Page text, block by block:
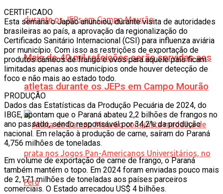
Mais de 40 mil refeições serão servidas aos
atletas durante os JEPs em Campo Mourão
CERTIFICADO
Esta semana o Japão anunciou, durante visita de autoridades
brasileiras ao país, a aprovação da regionalização do
Certificado Sanitário Internacional (CSI) para influenza aviária
por município. Com isso as restrições de exportação de
produtos cárneos de frango e ovos para aquele país ficam
limitadas apenas aos municípios onde houver detecção de
foco e não mais ao estado todo.
PRODUÇÃO
Dados das Estatísticas da Produção Pecuária de 2024, do
IBGE, apontam que o Paraná abateu 2,2 bilhões de frangos no
ano passado, sendo responsável por 34,2% da produção
nacional. Em relação à produção de carne, saíram do Paraná
4,756 milhões de toneladas.
Em volume de exportação de carne de frango, o Paraná
também mantém o topo. Em 2024 foram enviadas pouco mais
de 2,171 milhões de toneladas aos países parceiros
comerciais. O Estado arrecadou US$ 4 bilhões.